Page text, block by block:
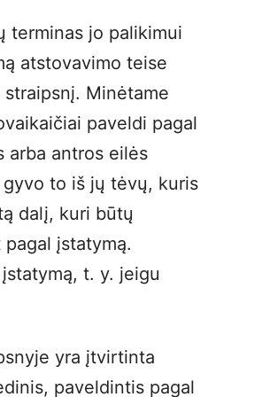
terminas jo palikimui
atstovavimo teise
Minėtame
paveldi pagal
arba antros eilės
to iš jų tėvų, kuris
dalį, kuri būtų
įstatymą.
t. y. jeigu
yra įtvirtinta
paveldintis pagal